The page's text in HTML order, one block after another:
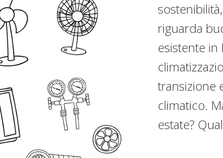
riguarda
esistente in
transizione
climatico.
estate?